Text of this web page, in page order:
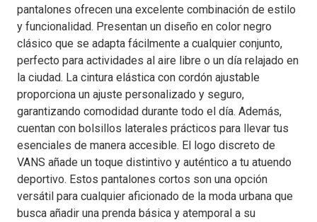
pantalones ofrecen una excelente combinación de estilo
y funcionalidad. Presentan un diseño en color negro
clásico que se adapta fácilmente a cualquier conjunto,
perfecto para actividades al aire libre o un día relajado en
la ciudad. La cintura elástica con cordón ajustable
proporciona un ajuste personalizado y seguro,
garantizando comodidad durante todo el día. Además,
cuentan con bolsillos laterales prácticos para llevar tus
esenciales de manera accesible. El logo discreto de
VANS añade un toque distintivo y auténtico a tu atuendo
deportivo. Estos pantalones cortos son una opción
versátil para cualquier aficionado de la moda urbana que
busca añadir una prenda básica y atemporal a su